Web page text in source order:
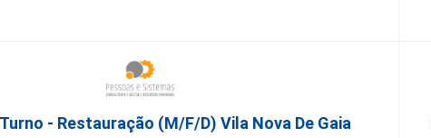
- Restauração (m/f/d) Vila Nova De Gaia